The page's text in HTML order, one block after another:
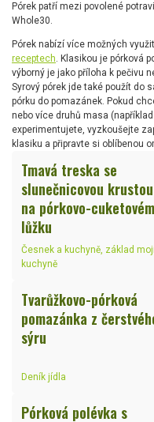
Pórek patří mezi povolené
Whole30.
Pórek nabízí více možných
receptech. Klasikou je pórková
výborný je jako příloha k pečivu
Syrový pórek jde také použít do
pórku do pomazánek. Pokud
nebo více druhů masa
experimentujete, vyzkoušejte
klasiku a připravte si oblíbenou
Tmavá treska se
slunečnicovou krustou
na pórkovo-cuketovém
lůžku
Česnek a kuchyně, základ
kuchyně
Tvarůžkovo-pórková
pomazánka z
sýru
Deník jídla
Pórková polévka s